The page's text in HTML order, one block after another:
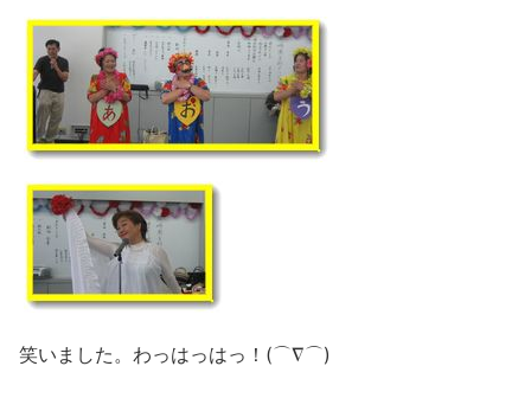
笑いました。わっはっはっ！(⌒∇⌒)